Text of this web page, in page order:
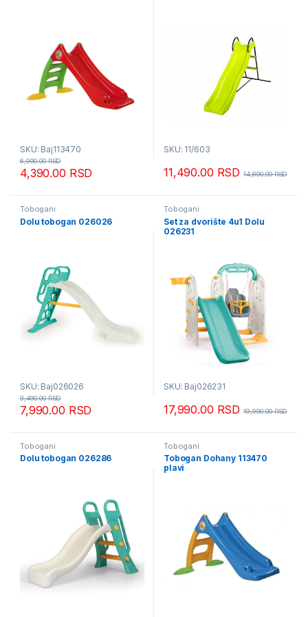
SKU: Baj113470
4,390.00 RSD
6,990.00RSD
SKU: 11/603
11,490.00 RSD 14,890.00RSD
Tobogani
Dolu tobogan 026026
SKU: Baj026026
7,990.00 RSD
9,490.00RSD
Tobogani
Set za dvorište 4u1 Dolu
026231
SKU: Baj026231
17,990.00 RSD 19,990.00RSD
Tobogani
Dolu tobogan 026286
Tobogani
Tobogan Dohany 113470
plavi